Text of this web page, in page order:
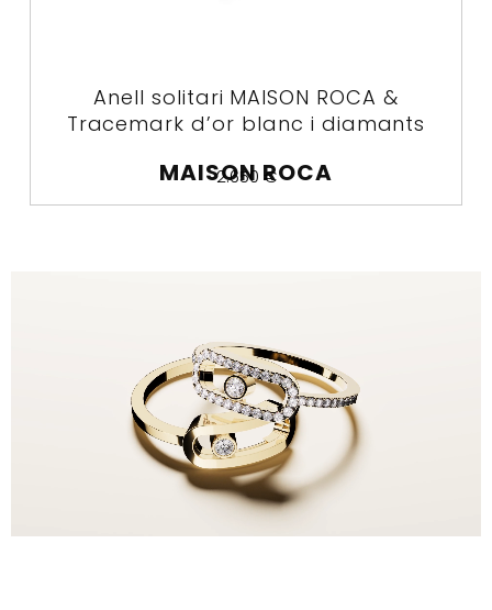
Anell solitari MAISON ROCA &
Tracemark d’or blanc i diamants
MAISON ROCA
2.650 €